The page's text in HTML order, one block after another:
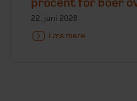
procent for boer
22. juni 2026
Læs mere